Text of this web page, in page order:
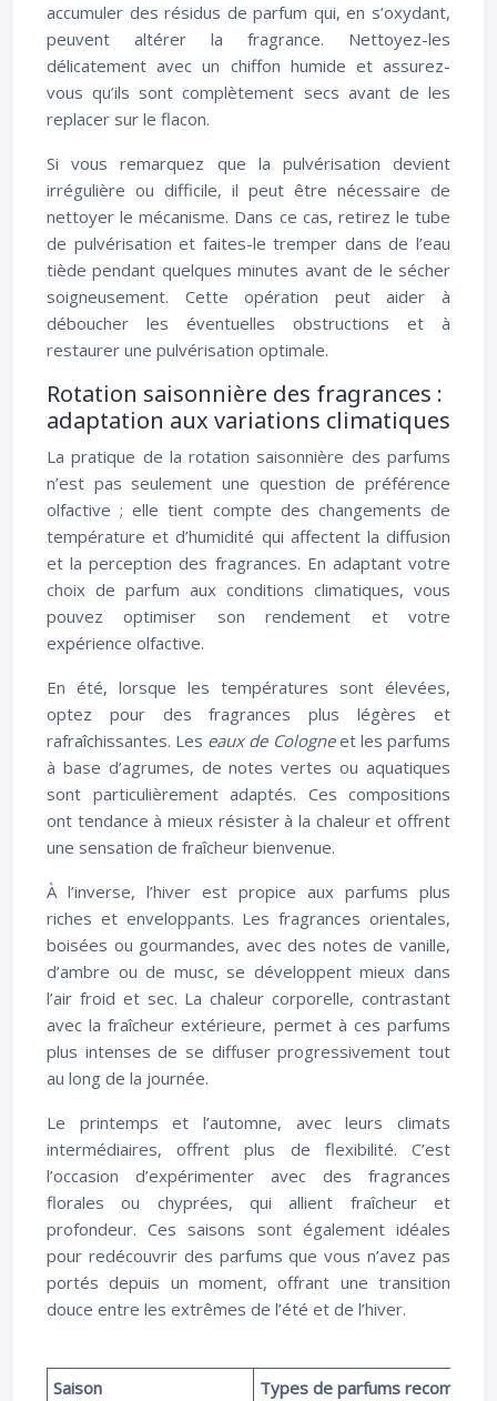
accumuler des résidus de parfum qui, en s’oxydant,
peuvent altérer la fragrance. Nettoyez-les
délicatement avec un chiffon humide et assurez-
vous qu’ils sont complètement secs avant de les
replacer sur le flacon.
Si vous remarquez que la pulvérisation devient
irrégulière ou difficile, il peut être nécessaire de
nettoyer le mécanisme. Dans ce cas, retirez le tube
de pulvérisation et faites-le tremper dans de l’eau
tiède pendant quelques minutes avant de le sécher
soigneusement. Cette opération peut aider à
déboucher les éventuelles obstructions et à
restaurer une pulvérisation optimale.
Rotation saisonnière des fragrances :
adaptation aux variations climatiques
La pratique de la rotation saisonnière des parfums
n’est pas seulement une question de préférence
olfactive ; elle tient compte des changements de
température et d’humidité qui affectent la diffusion
et la perception des fragrances. En adaptant votre
choix de parfum aux conditions climatiques, vous
pouvez optimiser son rendement et votre
expérience olfactive.
En été, lorsque les températures sont élevées,
optez pour des fragrances plus légères et
rafraîchissantes. Les eaux de Cologneet les parfums
à base d’agrumes, de notes vertes ou aquatiques
sont particulièrement adaptés. Ces compositions
ont tendance à mieux résister à la chaleur et offrent
une sensation de fraîcheur bienvenue.
À l’inverse, l’hiver est propice aux parfums plus
riches et enveloppants. Les fragrances orientales,
boisées ou gourmandes, avec des notes de vanille,
d’ambre ou de musc, se développent mieux dans
l’air froid et sec. La chaleur corporelle, contrastant
avec la fraîcheur extérieure, permet à ces parfums
plus intenses de se diffuser progressivement tout
au long de la journée.
Le printemps et l’automne, avec leurs climats
intermédiaires, offrent plus de flexibilité. C’est
l’occasion d’expérimenter avec des fragrances
florales ou chyprées, qui allient fraîcheur et
profondeur. Ces saisons sont également idéales
pour redécouvrir des parfums que vous n’avez pas
portés depuis un moment, offrant une transition
douce entre les extrêmes de l’été et de l’hiver.
Saison Types de parfums